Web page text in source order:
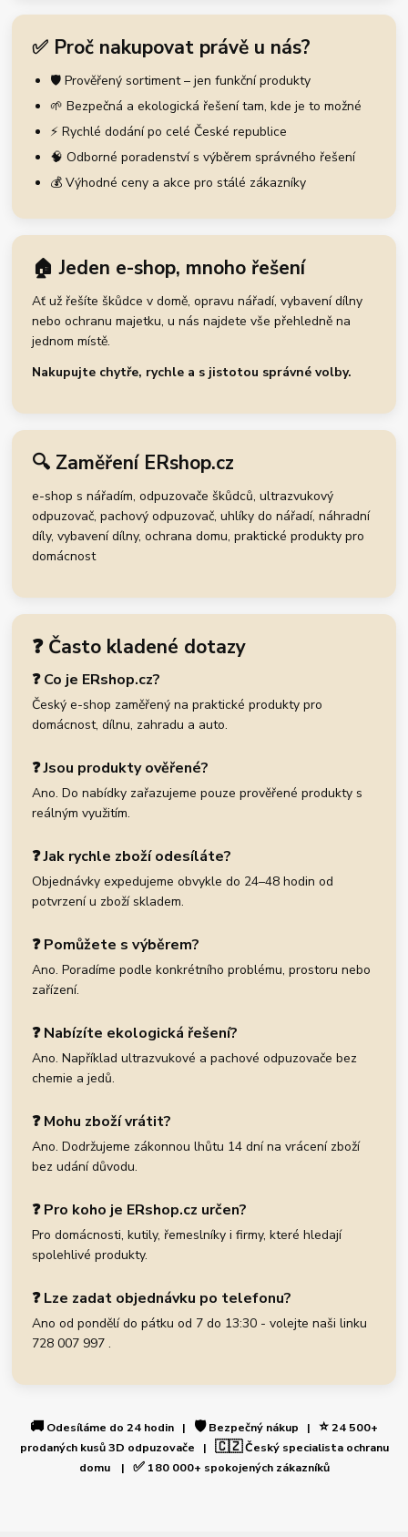
✅ Proč nakupovat právě u nás?
🛡️ Prověřený sortiment – jen funkční produkty
🌱 Bezpečná a ekologická řešení tam, kde je to možné
⚡ Rychlé dodání po celé České republice
🧠 Odborné poradenství s výběrem správného řešení
💰 Výhodné ceny a akce pro stálé zákazníky
🏠 Jeden e-shop, mnoho řešení
Ať už řešíte škůdce v domě, opravu nářadí, vybavení dílny
nebo ochranu majetku, u nás najdete vše přehledně na
jednom místě.
Nakupujte chytře, rychle a s jistotou správné volby.
🔍 Zaměření ERshop.cz
e-shop s nářadím, odpuzovače škůdců, ultrazvukový
odpuzovač, pachový odpuzovač, uhlíky do nářadí, náhradní
díly, vybavení dílny, ochrana domu, praktické produkty pro
domácnost
❓ Často kladené dotazy
❓ Co je ERshop.cz?
Český e-shop zaměřený na praktické produkty pro
domácnost, dílnu, zahradu a auto.
❓ Jsou produkty ověřené?
Ano. Do nabídky zařazujeme pouze prověřené produkty s
reálným využitím.
❓ Jak rychle zboží odesíláte?
Objednávky expedujeme obvykle do 24–48 hodin od
potvrzení u zboží skladem.
❓ Pomůžete s výběrem?
Ano. Poradíme podle konkrétního problému, prostoru nebo
zařízení.
❓ Nabízíte ekologická řešení?
Ano. Například ultrazvukové a pachové odpuzovače bez
chemie a jedů.
❓ Mohu zboží vrátit?
Ano. Dodržujeme zákonnou lhůtu 14 dní na vrácení zboží
bez udání důvodu.
❓ Pro koho je ERshop.cz určen?
Pro domácnosti, kutily, řemeslníky i firmy, které hledají
spolehlivé produkty.
❓ Lze zadat objednávku po telefonu?
Ano od pondělí do pátku od 7 do 13:30 - volejte naši linku
728 007 997 .
🚚 Odesíláme do 24 hodin | 🛡️Bezpečný nákup | ⭐24 500+
prodaných kusů 3D odpuzovače | 🇨🇿Český specialista ochranu
domu | ✅180 000+ spokojených zákazníků